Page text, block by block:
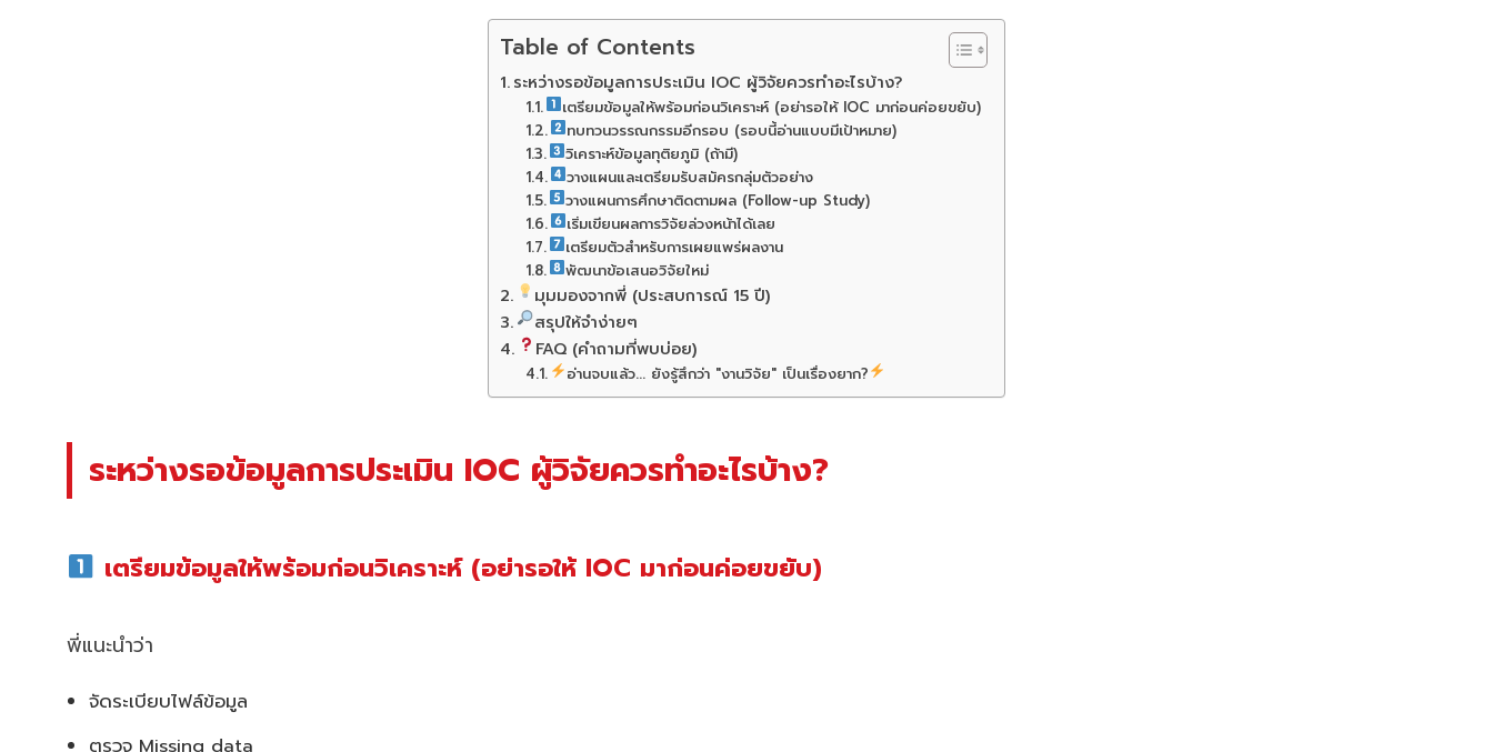
Table of Contents
ระหว่างรอข้อมูลการประเมิน IOC ผู้วิจัยควรทำอะไรบ้าง?
เตรียมข้อมูลให้พร้อมก่อนวิเคราะห์ (อย่ารอให้ IOC มาก่อนค่อยขยับ)
ทบทวนวรรณกรรมอีกรอบ (รอบนี้อ่านแบบมีเป้าหมาย)
วิเคราะห์ข้อมูลทุติยภูมิ (ถ้ามี)
วางแผนและเตรียมรับสมัครกลุ่มตัวอย่าง
วางแผนการศึกษาติดตามผล (Follow-up Study)
เริ่มเขียนผลการวิจัยล่วงหน้าได้เลย
เตรียมตัวสำหรับการเผยแพร่ผลงาน
พัฒนาข้อเสนอวิจัยใหม่
มุมมองจากพี่ (ประสบการณ์ 15 ปี)
สรุปให้จำง่ายๆ
FAQ (คำถามที่พบบ่อย)
อ่านจบแล้ว... ยังรู้สึกว่า "งานวิจัย" เป็นเรื่องยาก?
ระหว่างรอข้อมูลการประเมิน IOC ผู้วิจัยควรทำอะไรบ้าง?
เตรียมข้อมูลให้พร้อมก่อนวิเคราะห์ (อย่ารอให้ IOC มาก่อนค่อยขยับ)
พี่แนะนำว่า
จัดระเบียบไฟล์ข้อมูล
ตรวจ Missing data